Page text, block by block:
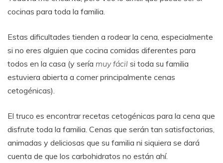
cocinas para toda la familia.
Estas dificultades tienden a rodear la cena, especialmente
si no eres alguien que cocina comidas diferentes para
todos en la casa (y sería muy fácil si toda su familia
estuviera abierta a comer principalmente cenas
cetogénicas).
El truco es encontrar recetas cetogénicas para la cena que
disfrute toda la familia. Cenas que serán tan satisfactorias,
animadas y deliciosas que su familia ni siquiera se dará
cuenta de que los carbohidratos no están ahí.